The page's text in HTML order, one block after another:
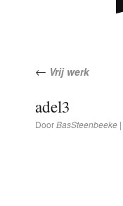
← Vrij werk
adel3
DoorBasSteenbeeke |